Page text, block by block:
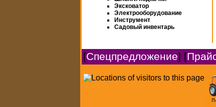
Эксковатор
Электрооборудование
Инструмент
Садовый инвентарь
[Спецпредложение] [